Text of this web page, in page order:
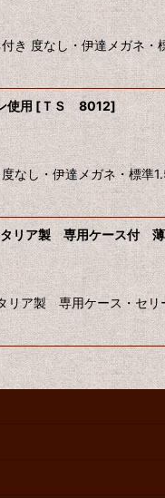
度なし・伊達メガネ・
使用 [ＴＳ 8012]
し・伊達メガネ・標準
ア製 専用ケース付 薄
専用ケース・セリー